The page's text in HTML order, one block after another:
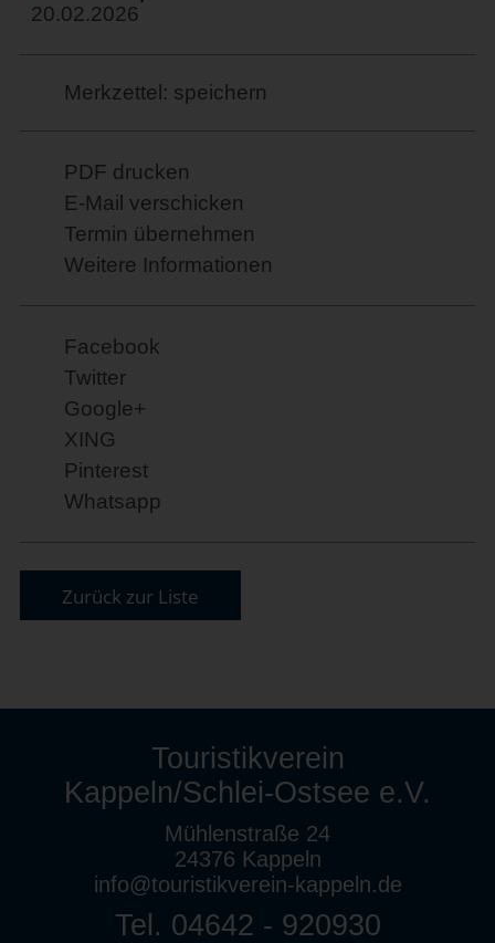
20.02.2026
Merkzettel: speichern
PDF drucken
E-Mail verschicken
Termin übernehmen
Weitere Informationen
Facebook
Twitter
Google+
XING
Pinterest
Whatsapp
Zurück zur Liste
Touristikverein
Kappeln/Schlei-Ostsee e.V.
Mühlenstraße 24
24376 Kappeln
info@touristikverein-kappeln.de
Tel. 04642 - 920930